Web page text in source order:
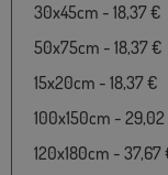
30x45cm - 18,37 €
50x75cm - 18,37 €
15x20cm - 18,37 €
100x150cm -
120x180cm - 37,67